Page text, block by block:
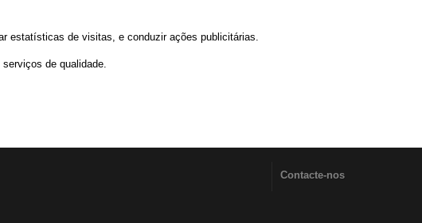
estatísticas de visitas, e conduzir ações publicitárias.
de qualidade.
Contacte-nos